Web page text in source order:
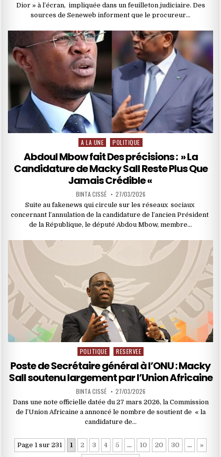
Dior » à l’écran, impliquée dans un feuilleton judiciaire. Des
sources de Seneweb informent que le procureur…
Posted
A LA UNE POLITIQUE
Abdoul Mbow fait Des précisions : » La
Candidature de Macky Sall Reste Plus Que
Jamais Crédible «
BINTA CISSÉ 27/03/2026
Suite au fakenews qui circule sur les réseaux sociaux
concernant l’annulation de la candidature de l’ancien Président
de la République, le député Abdou Mbow, membre…
Posted
in
POLITIQUE RESERVEE
Poste de Secrétaire général à l’ONU : Macky
Sall soutenu largement par l’Union Africaine
BINTA CISSÉ 27/03/2026
Dans une note officielle datée du 27 mars 2026, la Commission
de l’Union Africaine a annoncé le nombre de soutient de « la
candidature de…
Page 1 sur 231 1 2 3 4 5 … 10 20 30 … »